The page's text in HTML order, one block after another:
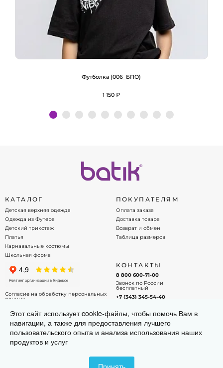
Футболка (006_БПО)
1 150 ₽
Подробнее
КАТАЛОГ
Детская верхняя одежда
Одежда из Футера
Детский трикотаж
Платья
Карнавальные костюмы
Школьная форма
ПОКУПАТЕЛЯМ
Оплата заказа
Доставка товара
Возврат и обмен
Таблица размеров
Согласие на обработку персональных
данных
КОНТАКТЫ
8 800 600-71-00
Звонок по России
бесплатный
+7 (343) 345-54-40
info@batik.ru
Напишите нам на почту!
© 2015-2026 BATIK. Все права защищены
Этот сайт использует cookie-файлы, чтобы помочь Вам в
навигации, а также для предоставления лучшего
пользовательского опыта и анализа использования наших
продуктов и услуг
Принять